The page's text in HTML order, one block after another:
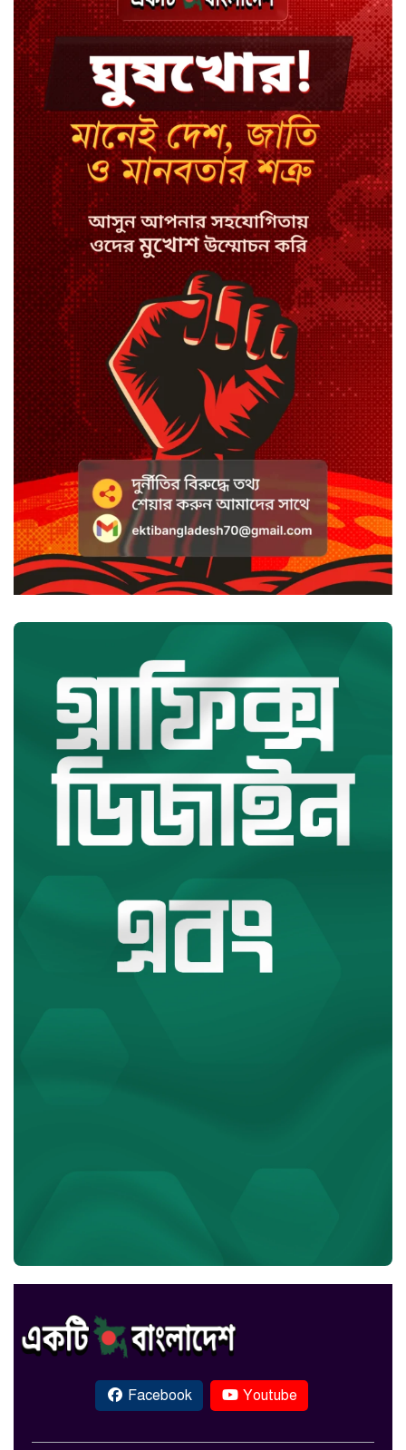
ঢাকায় হালকা বৃষ্টির সম্ভাবনা, বাড়তে
পারে তাপমাত্রা
মন্ত্রী-এমপিদের উপস্থিতিতে ইউএনওর
আইফোন চুরি
সিরাজগঞ্জে বাস ট্রাক দুর্ঘটনা, চালকসহ
নিহত ২
স্পিকারের নামে জাল ডিও, প্রতারণার
অভিযোগে এসিল্যান্ডের বিরুদ্ধে মামলা
সাদা না বাদামি চিনি, কোনটি ভালো?
হাসানের ৪ উইকেটের দিনে ধুঁকছে
বাংলাদেশ
Facebook Youtube